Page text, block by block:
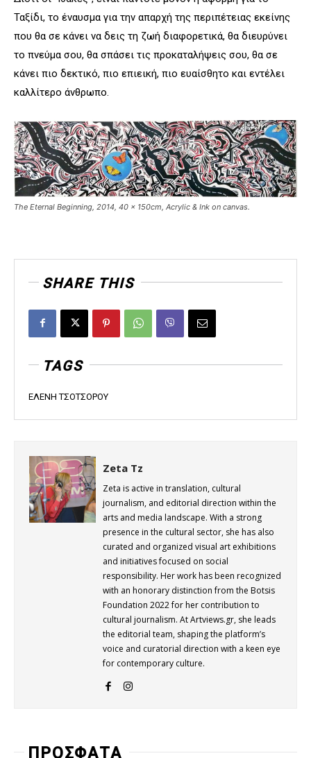
Ταξίδι, το έναυσμα για την απαρχή της περιπέτειας εκείνης
που θα σε κάνει να δεις τη ζωή διαφορετικά, θα διευρύνει
το πνεύμα σου, θα σπάσει τις προκαταλήψεις σου, θα σε
κάνει πιο δεκτικό, πιο επιεική, πιο ευαίσθητο και εντέλει
καλλίτερο άνθρωπο.
The Eternal Beginning, 2014, 40 x 150cm, Acrylic & Ink on canvas.
SHARE THIS
TAGS
ΕΛΕΝΗ ΤΣΟΤΣΟΡΟΥ
Zeta Tz
Zeta is active in translation, cultural
journalism, and editorial direction within the
arts and media landscape. With a strong
presence in the cultural sector, she has also
curated and organized visual art exhibitions
and initiatives focused on social
responsibility. Her work has been recognized
with an honorary distinction from the Botsis
Foundation 2022 for her contribution to
cultural journalism. At Artviews.gr, she leads
the editorial team, shaping the platform’s
voice and curatorial direction with a keen eye
for contemporary culture.
ΠΡΟΣΦΑΤΑ